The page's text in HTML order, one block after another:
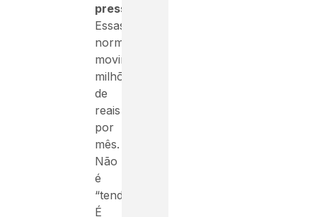
pressão
Essas
normas
movimentam
milhões
de
reais
por
mês.
Não
é
“tendência”.
É